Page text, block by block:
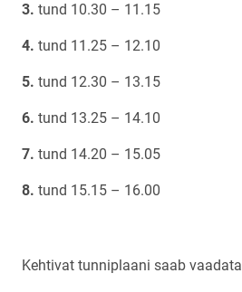
tund 10.30 – 11.15
tund 11.25 – 12.10
tund 12.30 – 13.15
tund 13.25 – 14.10
tund 14.20 – 15.05
tund 15.15 – 16.00
Kehtivat tunniplaani saab vaadata